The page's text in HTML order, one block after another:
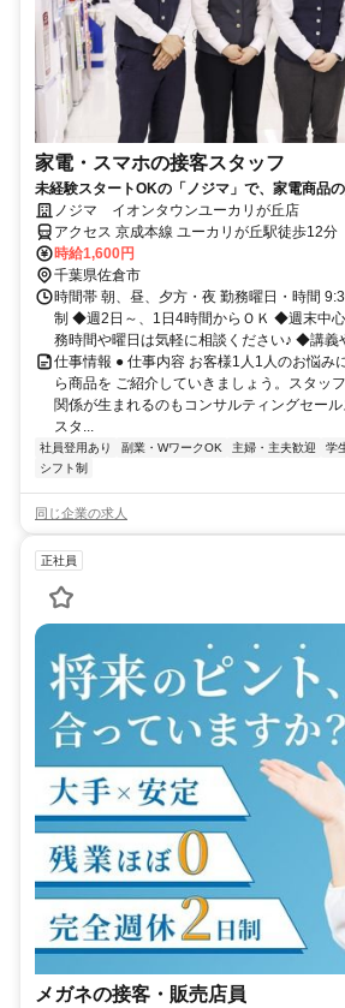
家電・スマホの接客スタッフ
未経験スタートOKの「ノジマ」で、家電商品
近な商品で、覚えやすい◎
ノジマ イオンタウンユーカリが丘店
アクセス 京成本線 ユーカリが丘駅徒歩12分
時給1,600円
千葉県佐倉市
時間帯 朝、昼、夕方・夜 勤務曜日・時間
制 ◆週2日～、1日4時間からＯＫ ◆週末中
務時間や曜日は気軽に相談ください♪ ◆講義
仕事情報 ● 仕事内容 お客様1人1人のお悩み
ら商品を ご紹介していきましょう。スタッ
関係が生まれるのもコンサルティングセール
スタ...
社員登用あり 副業・WワークOK 主婦・主夫歓迎 学
シフト制
同じ企業の求人
正社員
メガネの接客・販売店員